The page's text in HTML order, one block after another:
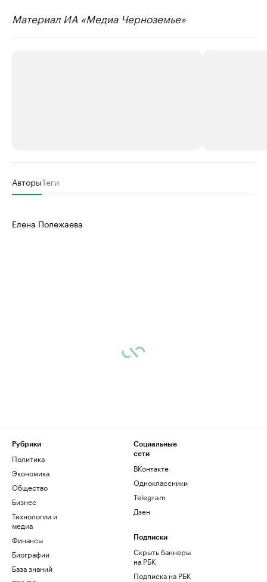
Материал ИА «Медиа Черноземье»
Делитесь новостями бизнеса на РБК
бренды спикеров бизнеса
АвторыТеги
Елена Полежаева
Рубрики
Политика
Экономика
Общество
Бизнес
Технологии и
медиа
Финансы
Биографии
База знаний
Социальные
сети
ВКонтакте
Одноклассники
Telegram
Дзен
Подписки
Скрыть баннеры
на РБК
Подписка на РБК